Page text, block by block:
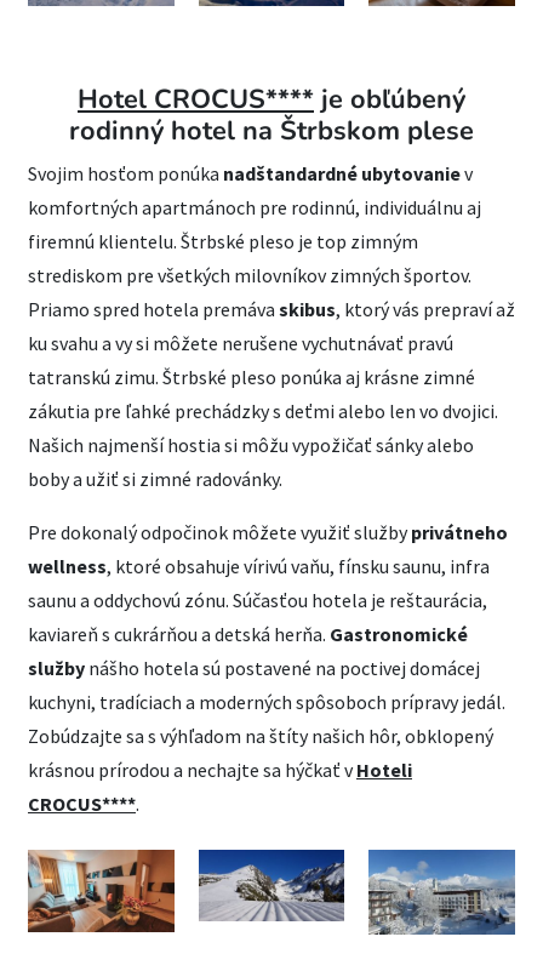
Hotel CROCUS**** je obľúbený
rodinný hotel na Štrbskom plese
Svojim hosťom ponúka nadštandardné ubytovaniev
komfortných apartmánoch pre rodinnú, individuálnu aj
firemnú klientelu. Štrbské pleso je top zimným
strediskom pre všetkých milovníkov zimných športov.
Priamo spred hotela premáva skibus, ktorý vás prepraví až
ku svahu a vy si môžete nerušene vychutnávať pravú
tatranskú zimu. Štrbské pleso ponúka aj krásne zimné
zákutia pre ľahké prechádzky s deťmi alebo len vo dvojici.
Našich najmenší hostia si môžu vypožičať sánky alebo
boby a užiť si zimné radovánky.
Pre dokonalý odpočinok môžete využiť službyprivátneho
wellness, ktoré obsahuje vírivú vaňu, fínsku saunu, infra
saunu a oddychovú zónu. Súčasťou hotela je reštaurácia,
kaviareň s cukrárňou a detská herňa. Gastronomické
služby nášho hotela sú postavené na poctivej domácej
kuchyni, tradíciach a moderných spôsoboch prípravy jedál.
Zobúdzajte sa s výhľadom na štíty našich hôr, obklopený
krásnou prírodou a nechajte sa hýčkať vHoteli
CROCUS****.